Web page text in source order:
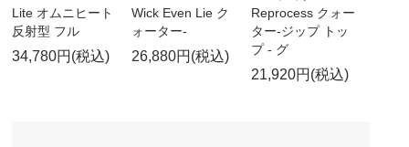
Lite オムニヒート
反射型 フル
34,780円(税込)
Wick Even Lie ク
ォーター-
26,880円(税込)
Reprocess クォー
ター-ジップ トッ
プ - グ
21,920円(税込)